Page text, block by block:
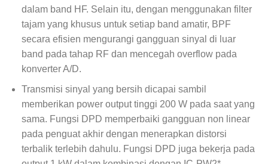
dalam band HF. Selain itu, dengan menggunakan filter
tajam yang khusus untuk setiap band amatir, BPF
secara efisien mengurangi gangguan sinyal di luar
band pada tahap RF dan mencegah overflow pada
konverter A/D.
Transmisi sinyal yang bersih dicapai sambil
memberikan power output tinggi 200 W pada saat yang
sama. Fungsi DPD memperbaiki gangguan non linear
pada penguat akhir dengan menerapkan distorsi
terbalik terlebih dahulu. Fungsi DPD juga bekerja pada